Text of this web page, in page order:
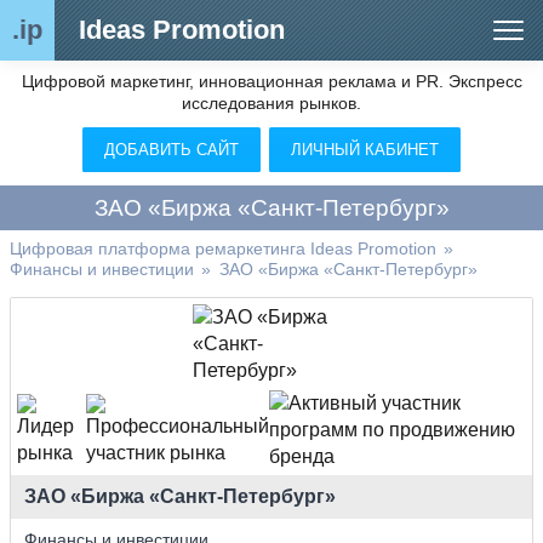
.ip Ideas Promotion
Сегменты рынка
Цифровой ремаркетинг (анализ рынка)
Видео
О нас
Цифровой маркетинг, инновационная реклама и PR. Экспресс
исследования рынков.
ДОБАВИТЬ САЙТ ЛИЧНЫЙ КАБИНЕТ
ЗАО «Биржа «Санкт-Петербург»
Цифровая платформа ремаркетинга Ideas Promotion »
Финансы и инвестиции » ЗАО «Биржа «Санкт-Петербург»
ЗАО «Биржа «Санкт-Петербург»